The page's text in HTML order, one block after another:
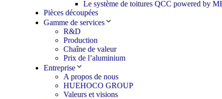
Le système de toitures QCC powered by
Pièces découpées
Gamme de services
R&D
Production
Chaîne de valeur
Prix de l’aluminium
Entreprise
A propos de nous
HUEHOCO GROUP
Valeurs et visions